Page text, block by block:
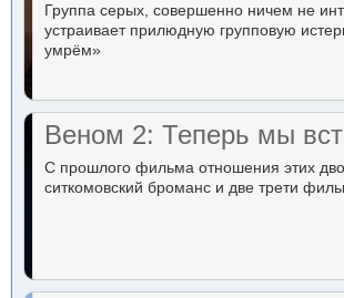
Группа серых, совершенно ничем не
устраивает прилюдную групповую
умрём»
Веном 2: Теперь мы
С прошлого фильма отношения этих
ситкомовский броманс и две трети